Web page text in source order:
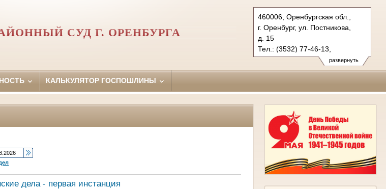
развернуть
460006, Оренбургская обл.,
г. Оренбург, ул. Постникова,
д. 15
Тел.: (3532) 77-46-13,
(3532) 77-47-30, (3532) 77-45-
90 (ф.)
СУД Г. ОРЕНБУРГА
КАЛЬКУЛЯТОР ГОСПОШЛИНЫ
дела - первая инстанция